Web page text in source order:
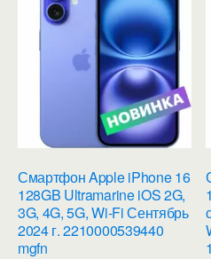
Смартфон Apple iPhone 16
128GB Ultramarine iOS 2G,
3G, 4G, 5G, Wi-Fi Сентябрь
2024 г. 2210000539440
mgfn